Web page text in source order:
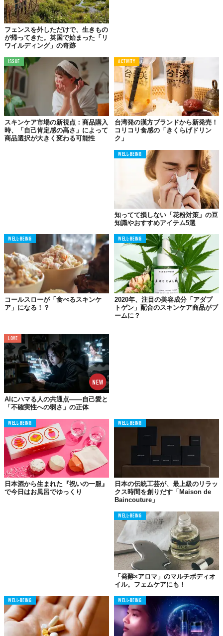
今回のリリースでは、「DHA＆EPA バナナ味」と「セサミン＆ビ
タミン E 黒ゴマきなこ味」の2種類が登場し、どちらも“ラテ感
覚”でからだにうれしい栄養をおいしく飲めるというわけだ
学校給食でもおなじみだった「ミルメーク」のようにミルクに混
ぜるだけという手軽さで、「サプリがある毎日」なんて新習慣は
いかがだろう。
©サントリー食品インターナショナル
『「生サプリラテ DHA＆EPA バナナ味」＆「生サプリラテ
セサミン＆ビタミンＥ 黒ゴマきなこ味」』
【価格】500円（税込）※1袋3個入り（3杯分）
【販売チャネル・ECストアサイト】
・Amazonストアページ
・Suntory Wellness ストアページ
https://www.suntory-kenko.com/supplement/pouch/43450
Top image: ©
TABI LABO
この世界は、もっと広いはずだ。
フェンスを外しただけで、生きもの
が帰ってきた。英国で始まった「リ
ワイルディング」の奇跡
ISSUE
スキンケア市場の新視点：商品購入
時、「自己肯定感の高さ」によって
商品選択が大きく変わる可能性
ACTIVITY
台湾発の漢方ブランドから新発売！
コリコリ食感の「きくらげドリン
ク」
WELL-BEING
知ってて損しない「花粉対策」の豆
知識やおすすめアイテム5選
WELL-BEING
コールスローが「食べるスキンケ
ア」になる！？
WELL-BEING
2020年、注目の美容成分「アダプ
トゲン」配合のスキンケア商品がブ
ームに？
LOVE
AIにハマる人の共通点——自己愛と
「不確実性への弱さ」の正体
WELL-BEING
日本酒から生まれた『祝いの一服』
で今日はお風呂でゆっくり
WELL-BEING
日本の伝統工芸が、最上級のリラッ
クス時間を創りだす「Maison de
Baincouture」
WELL-BEING
「発酵×アロマ」のマルチボディオ
イル。フェムケアにも！
WELL-BEING WELL-BEING